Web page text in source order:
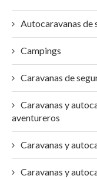
Autocaravanas de
Campings
Caravanas de
Caravanas y
aventureros
Caravanas y
Caravanas y